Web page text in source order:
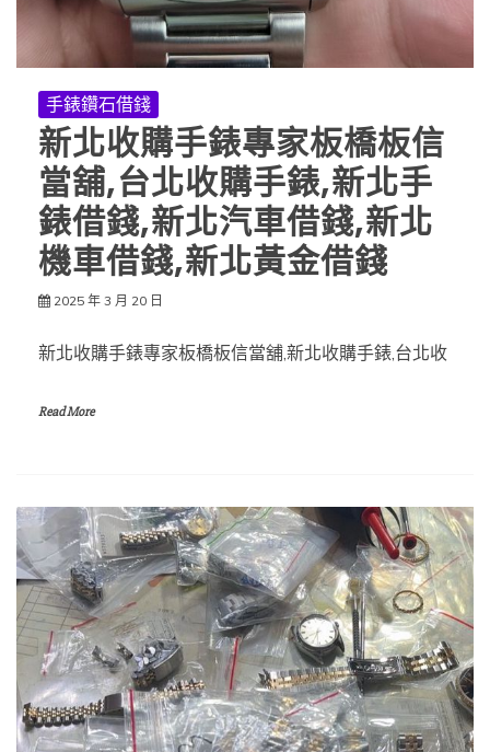
手錶鑽石借錢
新北收購手錶專家板橋板信
當舖,台北收購手錶,新北手
錶借錢,新北汽車借錢,新北
機車借錢,新北黃金借錢
2025 年 3 月 20 日
新北收購手錶專家板橋板信當舖,新北收購手錶,台北收
Read More